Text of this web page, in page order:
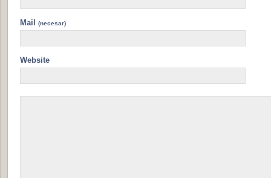
Mail (necesar)
Website